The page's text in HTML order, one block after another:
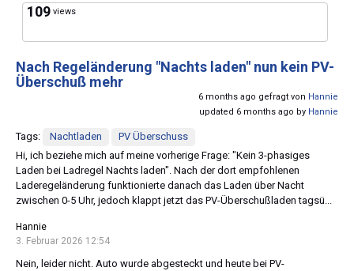
109 views
Nach Regeländerung "Nachts laden" nun kein PV-
Überschuß mehr
6 months ago gefragt von Hannie
updated 6 months ago by Hannie
Tags: Nachtladen
PV Überschuss
Hi, ich beziehe mich auf meine vorherige Frage: "Kein 3-phasiges
Laden bei Ladregel Nachts laden". Nach der dort empfohlenen
Laderegeländerung funktionierte danach das Laden über Nacht
zwischen 0-5 Uhr, jedoch klappt jetzt das PV-Überschußladen tagsü...
Hannie
3. Februar 2026 12:54
Nein, leider nicht. Auto wurde abgesteckt und heute bei PV-